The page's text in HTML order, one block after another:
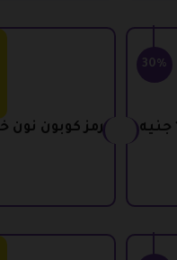
30%
كوبون نون رمضان خصومات حتى 100 جنيه